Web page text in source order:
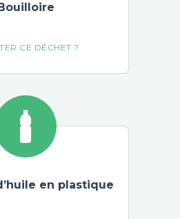
en plastique